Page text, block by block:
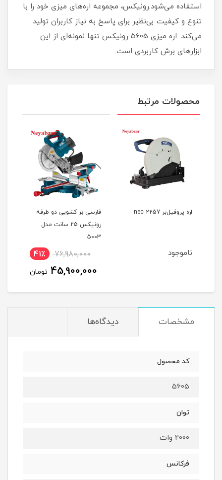
استفاده می‌شود.رونیکس، مجموعه اره‌های میزی خود را با
تنوع و کیفیت بی‌نظیر برای پاسخ به نیاز کاربران تولید
می‌کند. اره میزی 5605 رونیکس تنها نمونه‌ای از این
ابزارهای برش کاربردی است.
محصولات مرتبط
اره پروفیل‌بر 2257 nec
ناموجود
فارسی بر کشویی دو طرفه
رونیکس 25 سانت مدل
5003
76,980,000 41٪
45,900,000 تومان
مشخصات دیدگاه‌ها
کد محصول
5605
توان
2000 وات
فرکانس